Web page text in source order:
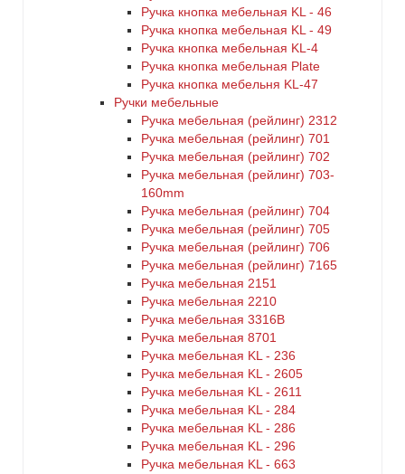
Ручка кнопка мебельная KL - 46
Ручка кнопка мебельная KL - 49
Ручка кнопка мебельная KL-4
Ручка кнопка мебельная Plate
Ручка кнопка мебельня KL-47
Ручки мебельные
Ручка мебельная (рейлинг) 2312
Ручка мебельная (рейлинг) 701
Ручка мебельная (рейлинг) 702
Ручка мебельная (рейлинг) 703-
160mm
Ручка мебельная (рейлинг) 704
Ручка мебельная (рейлинг) 705
Ручка мебельная (рейлинг) 706
Ручка мебельная (рейлинг) 7165
Ручка мебельная 2151
Ручка мебельная 2210
Ручка мебельная 3316B
Ручка мебельная 8701
Ручка мебельная KL - 236
Ручка мебельная KL - 2605
Ручка мебельная KL - 2611
Ручка мебельная KL - 284
Ручка мебельная KL - 286
Ручка мебельная KL - 296
Ручка мебельная KL - 663